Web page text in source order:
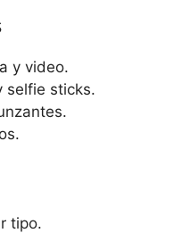
y video.
selfie sticks.
tipo.